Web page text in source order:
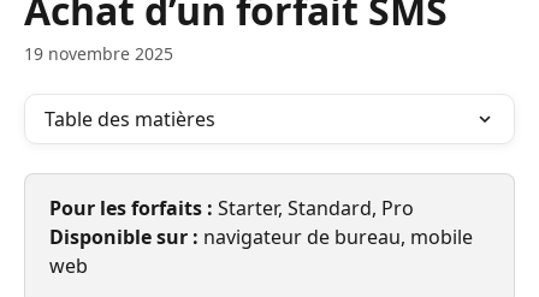
19 novembre 2025
Table des matières
Pour les forfaits : Starter, Standard, Pro
Disponible sur : navigateur de bureau, mobile
web